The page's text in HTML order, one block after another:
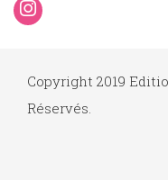
Copyright 2019
Réservés.